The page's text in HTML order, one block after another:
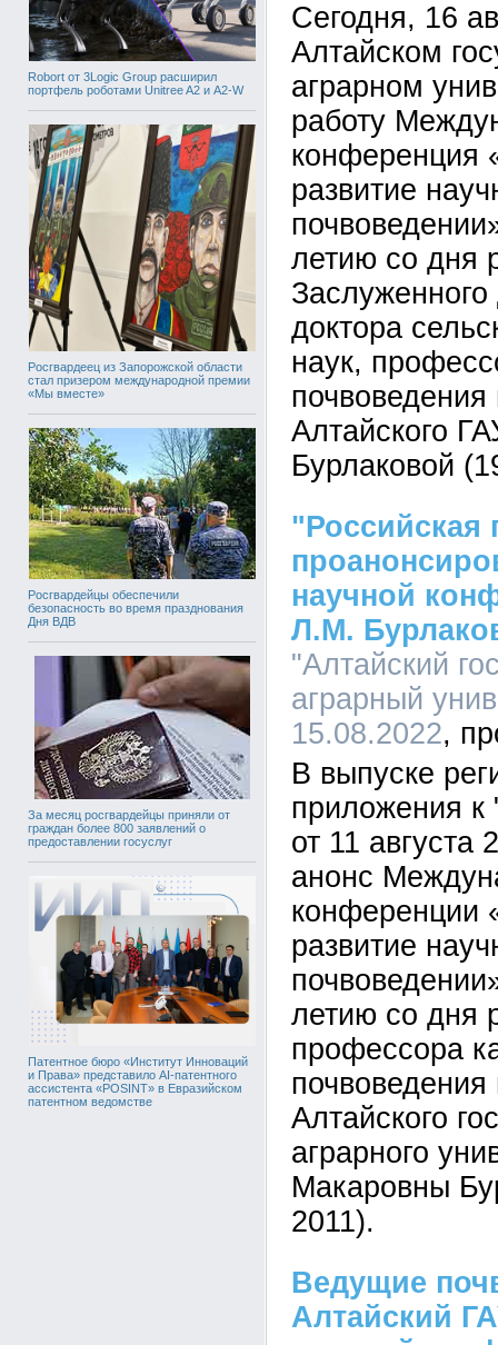
Robort от 3Logic Group расширил
портфель роботами Unitree A2 и A2-W
Росгвардеец из Запорожской области
стал призером международной премии
«Мы вместе»
Росгвардейцы обеспечили
безопасность во время празднования
Дня ВДВ
За месяц росгвардейцы приняли от
граждан более 800 заявлений о
предоставлении госуслуг
Патентное бюро «Институт Инноваций
и Права» представило AI-патентного
ассистента «POSINT» в Евразийском
патентном ведомстве
Сегодня, 16
Алтайском
аграрном
работу
конференция
развитие
летию со дня
доктора
наук,
Алтайского
Бурлаковой
"Российская
научной
Л.М.
"Алтайский
аграрный
15.08.2022
В выпуске
приложения к
от 11 августа
анонс
конференции
развитие
летию со дня
профессора
Алтайского
аграрного
Макаровны
2011).
Ведущие
Алтайский